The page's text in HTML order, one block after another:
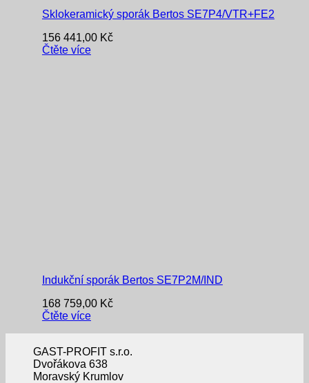
Sklokeramický sporák Bertos SE7P4/VTR+FE2
156 441,00 Kč
Čtěte více
Indukční sporák Bertos SE7P2M/IND
168 759,00 Kč
Čtěte více
GAST-PROFIT s.r.o.
Dvořákova 638
Moravský Krumlov